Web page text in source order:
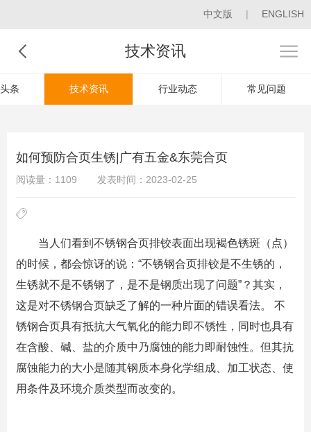
中文版 | ENGLISH
技术资讯
条 技术资讯 行业动态 常见问题
如何预防合页生锈|广有五金&东莞合页
阅读量：1109 发表时间：2023-02-25
当人们看到不锈钢合页排铰表面出现褐色锈斑（点）
的时候，都会惊讶的说：“不锈钢合页排铰是不生锈的，
生锈就不是不锈钢了，是不是钢质出现了问题”？其实，
这是对不锈钢合页缺乏了解的一种片面的错误看法。 不
锈钢合页具有抵抗大气氧化的能力即不锈性，同时也具有
在含酸、碱、盐的介质中乃腐蚀的能力即耐蚀性。但其抗
腐蚀能力的大小是随其钢质本身化学组成、加工状态、使
用条件及环境介质类型而改变的。